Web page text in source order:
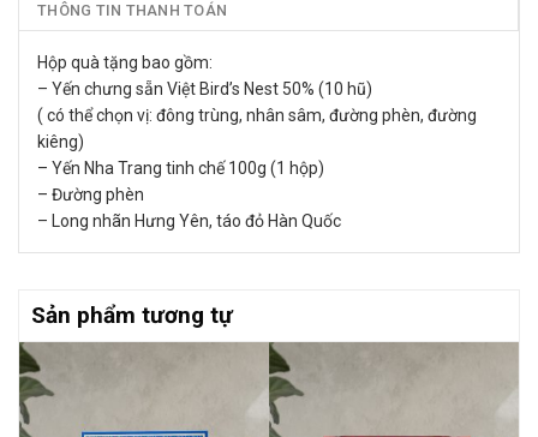
THÔNG TIN THANH TOÁN
Hộp quà tặng bao gồm:
– Yến chưng sẵn Việt Bird’s Nest 50% (10 hũ)
( có thể chọn vị: đông trùng, nhân sâm, đường phèn, đường
kiêng)
– Yến Nha Trang tinh chế 100g (1 hộp)
– Đường phèn
– Long nhãn Hưng Yên, táo đỏ Hàn Quốc
Sản phẩm tương tự